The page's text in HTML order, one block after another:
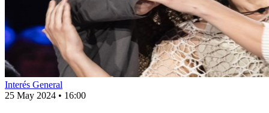
Interés General
25 May 2024 • 16:00